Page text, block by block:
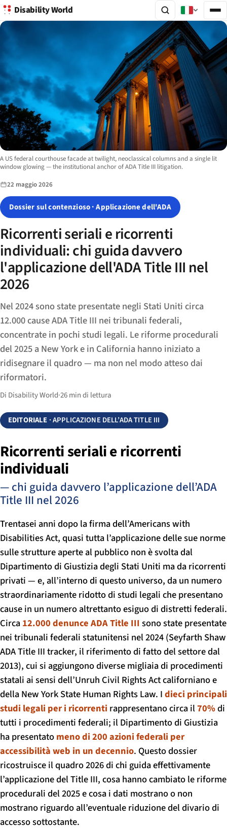
Disability World
Image description:
A US federal courthouse facade at twilight, neoclassical columns and a single lit
window glowing — the institutional anchor of ADA Title III litigation.
22 maggio 2026
Dossier sul contenzioso · Applicazione dell'ADA
Ricorrenti seriali e ricorrenti
individuali: chi guida davvero
l'applicazione dell'ADA Title III nel
2026
Nel 2024 sono state presentate negli Stati Uniti circa
12.000 cause ADA Title III nei tribunali federali,
concentrate in pochi studi legali. Le riforme procedurali
del 2025 a New York e in California hanno iniziato a
ridisegnare il quadro — ma non nel modo atteso dai
riformatori.
Di Disability World·26 min di lettura
EDITORIALE · APPLICAZIONE DELL’ADA TITLE III
Ricorrenti seriali e ricorrenti
individuali
— chi guida davvero l’applicazione dell’ADA
Title III nel 2026
Trentasei anni dopo la firma dell’Americans with
Disabilities Act, quasi tutta l’applicazione delle sue norme
sulle strutture aperte al pubblico non è svolta dal
Dipartimento di Giustizia degli Stati Uniti ma da ricorrenti
privati — e, all’interno di questo universo, da un numero
straordinariamente ridotto di studi legali che presentano
cause in un numero altrettanto esiguo di distretti federali.
Circa12.000 denunce ADA Title IIIsono state presentate
nei tribunali federali statunitensi nel 2024 (Seyfarth Shaw
ADA Title III tracker, il riferimento di fatto del settore dal
2013), cui si aggiungono diverse migliaia di procedimenti
statali ai sensi dell’Unruh Civil Rights Act californiano e
della New York State Human Rights Law. Idieci principali
studi legali per i ricorrenti rappresentano circa il70%di
tutti i procedimenti federali; il Dipartimento di Giustizia
ha presentatomeno di 200 azioni federali per
accessibilità web in un decennio. Questo dossier
ricostruisce il quadro 2026 di chi guida effettivamente
l’applicazione del Title III, cosa hanno cambiato le riforme
procedurali del 2025 e cosa i dati mostrano o non
mostrano riguardo all’eventuale riduzione del divario di
accesso sottostante.